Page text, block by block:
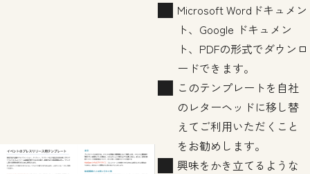
Microsoft Wordドキュメン
ト、Google ドキュメン
ト、PDFの形式でダウンロ
ードできます。
このテンプレートを自社
のレターヘッドに移し替
えてご利用いただくこと
をお勧めします。
興味をかき立てるような